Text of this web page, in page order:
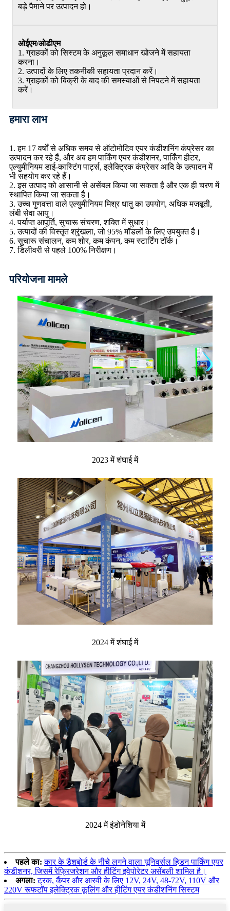
बड़े पैमाने पर उत्पादन हो।
ओईएम/ओडीएम
1. ग्राहकों को सिस्टम के अनुकूल समाधान खोजने में सहायता
करना।
2. उत्पादों के लिए तकनीकी सहायता प्रदान करें।
3. ग्राहकों को बिक्री के बाद की समस्याओं से निपटने में सहायता
करें।
हमारा लाभ
1. हम 17 वर्षों से अधिक समय से ऑटोमोटिव एयर कंडीशनिंग कंप्रेसर का
उत्पादन कर रहे हैं, और अब हम पार्किंग एयर कंडीशनर, पार्किंग हीटर,
एल्युमीनियम डाई-कास्टिंग पार्ट्स, इलेक्ट्रिक कंप्रेसर आदि के उत्पादन में
भी सहयोग कर रहे हैं।
2. इस उत्पाद को आसानी से असेंबल किया जा सकता है और एक ही चरण में
स्थापित किया जा सकता है।
3. उच्च गुणवत्ता वाले एल्युमीनियम मिश्र धातु का उपयोग, अधिक मजबूती,
लंबी सेवा आयु।
4. पर्याप्त आपूर्ति, सुचारू संचरण, शक्ति में सुधार।
5. उत्पादों की विस्तृत श्रृंखला, जो 95% मॉडलों के लिए उपयुक्त है।
6. सुचारू संचालन, कम शोर, कम कंपन, कम स्टार्टिंग टॉर्क।
7. डिलीवरी से पहले 100% निरीक्षण।
परियोजना मामले
2023 में शंघाई में
2024 में शंघाई में
2024 में इंडोनेशिया में
पहले का: कार के डैशबोर्ड के नीचे लगने वाला यूनिवर्सल हिडन पार्किंग एयर
कंडीशनर, जिसमें रेफ्रिजरेशन और हीटिंग इवेपोरेटर असेंबली शामिल है।
अगला: ट्रक, कैंपर और आरवी के लिए 12V, 24V, 48-72V, 110V और
220V रूफटॉप इलेक्ट्रिक कूलिंग और हीटिंग एयर कंडीशनिंग सिस्टम